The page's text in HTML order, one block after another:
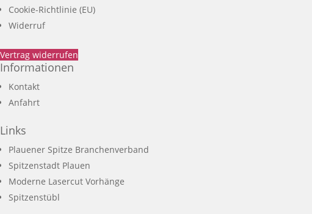
Cookie-Richtlinie (EU)
Widerruf
Vertrag widerrufen
Informationen
Kontakt
Anfahrt
Links
Plauener Spitze Branchenverband
Spitzenstadt Plauen
Moderne Lasercut Vorhänge
Spitzenstübl